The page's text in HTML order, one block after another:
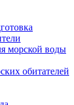
морской воды
обитателей